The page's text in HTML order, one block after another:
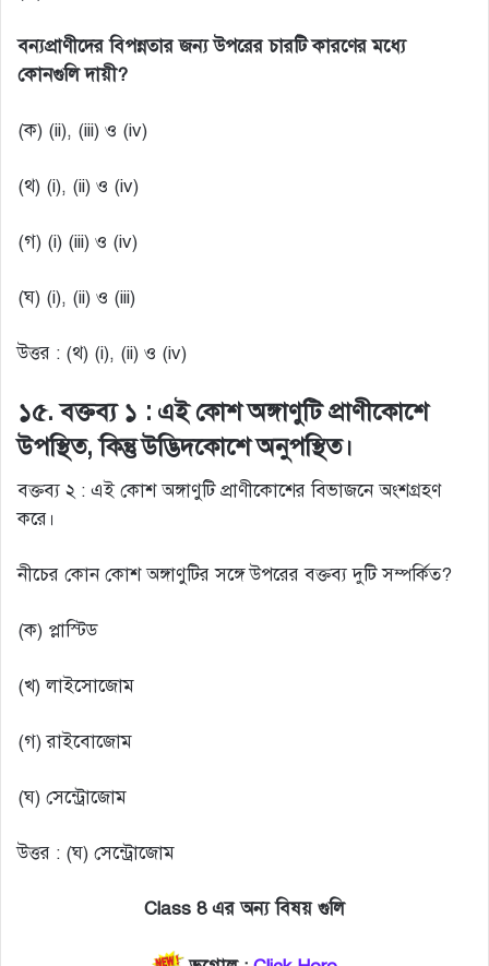
বন্যপ্রাণীদের বিপন্নতার জন্য উপরের চারটি কারণের মধ্যে
কোনগুলি দায়ী?
(ক) (ii), (iii) ও (iv)
(থ) (i), (ii) ও (iv)
(গ) (i) (iii) ও (iv)
(ঘ) (i), (ii) ও (iii)
উত্তর : (থ) (i), (ii) ও (iv)
১৫. বক্তব্য ১ : এই কোশ অঙ্গাণুটি প্রাণীকোশে
উপস্থিত, কিন্তু উদ্ভিদকোশে অনুপস্থিত।
বক্তব্য ২ : এই কোশ অঙ্গাণুটি প্রাণীকোশের বিভাজনে অংশগ্রহণ
করে।
নীচের কোন কোশ অঙ্গাণুটির সঙ্গে উপরের বক্তব্য দুটি সম্পর্কিত?
(ক) প্লাস্টিড
(খ) লাইসোজোম
(গ) রাইবোজোম
(ঘ) সেন্ট্রোজোম
উত্তর : (ঘ) সেন্ট্রোজোম
Class 8 এর অন্য বিষয় গুলি